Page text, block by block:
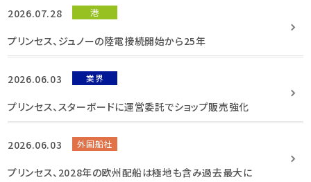
2026.07.28 港
プリンセス、ジュノーの陸電接続開始から25年
2026.06.03 業界
プリンセス、スターボードに運営委託でショップ販売強化
2026.06.03 外国船社
プリンセス、2028年の欧州配船は極地も含み過去最大に